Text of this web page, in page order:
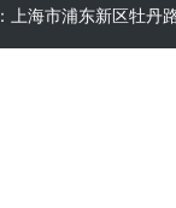
上海市浦东新区牡丹